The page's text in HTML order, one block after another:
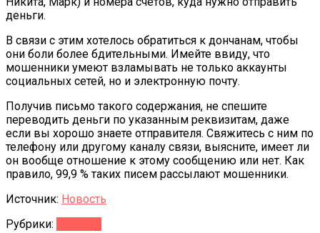
деньги.
В связи с этим хотелось обратиться к дончанам, чтобы
они боли более бдительными. Имейте ввиду, что
мошенники умеют взламывать не только аккаунты
социальных сетей, но и электронную почту.
Получив письмо такого содержания, не спешите
переводить деньги по указанным реквизитам, даже
если вы хорошо знаете отправителя. Свяжитесь с ним по
телефону или другому каналу связи, выясните, имеет ли
он вообще отношение к этому сообщению или нет. Как
правило, 99,9 % таких писем рассылают мошенники.
Источник: Новость
Рубрики: